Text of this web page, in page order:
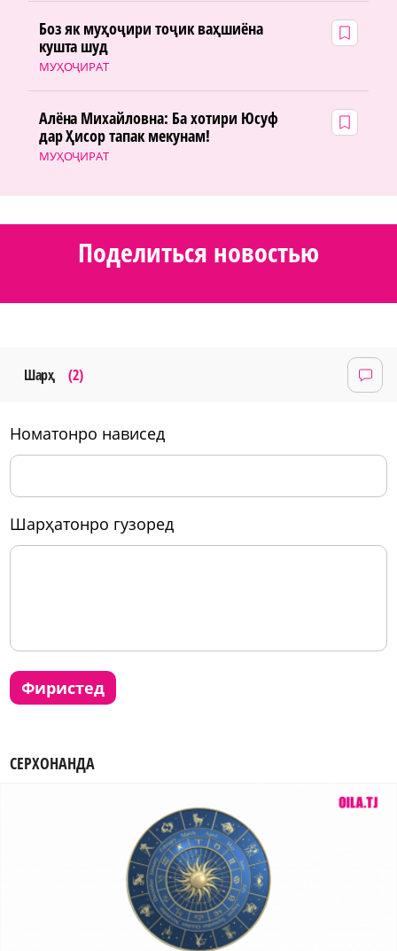
МУҲОҶИРАТ
Боз як муҳоҷири тоҷик ваҳшиёна
кушта шуд
МУҲОҶИРАТ
Алёна Михайловна: Ба хотири Юсуф
дар Ҳисор тапак мекунам!
Поделиться новостью
Шарҳ (2)
номатонро нависед
шарҳатонро гузоред
фиристед
СЕРХОНАНДА